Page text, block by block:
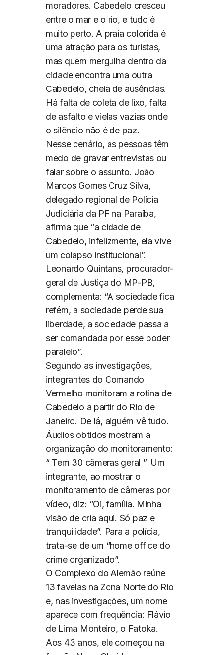
moradores. Cabedelo cresceu
entre o mar e o rio, e tudo é
muito perto. A praia colorida é
uma atração para os turistas,
mas quem mergulha dentro da
cidade encontra uma outra
Cabedelo, cheia de ausências.
Há falta de coleta de lixo, falta
de asfalto e vielas vazias onde
o silêncio não é de paz.
Nesse cenário, as pessoas têm
medo de gravar entrevistas ou
falar sobre o assunto. João
Marcos Gomes Cruz Silva,
delegado regional de Polícia
Judiciária da PF na Paraíba,
afirma que “a cidade de
Cabedelo, infelizmente, ela vive
um colapso institucional”.
Leonardo Quintans, procurador-
geral de Justiça do MP-PB,
complementa: “A sociedade fica
refém, a sociedade perde sua
liberdade, a sociedade passa a
ser comandada por esse poder
paralelo”.
Segundo as investigações,
integrantes do Comando
Vermelho monitoram a rotina de
Cabedelo a partir do Rio de
Janeiro. De lá, alguém vê tudo.
Áudios obtidos mostram a
organização do monitoramento:
“ Tem 30 câmeras geral ”. Um
integrante, ao mostrar o
monitoramento de câmeras por
vídeo, diz: “Oi, família. Minha
visão de cria aqui. Só paz e
tranquilidade”. Para a polícia,
trata-se de um “home office do
crime organizado”.
O Complexo do Alemão reúne
13 favelas na Zona Norte do Rio
e, nas investigações, um nome
aparece com frequência: Flávio
de Lima Monteiro, o Fatoka.
Aos 43 anos, ele começou na